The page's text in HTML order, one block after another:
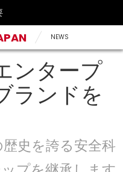
NEWS
ンタープ
ランドを
史を誇る安全科